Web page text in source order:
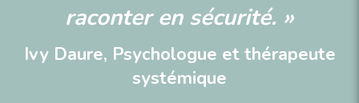
raconter en sécurité. »
Ivy Daure, Psychologue et thérapeute
systémique